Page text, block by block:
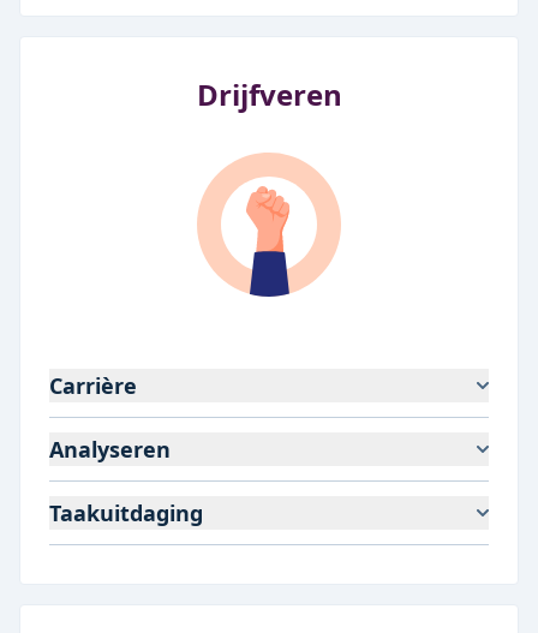
Drijfveren
Carrière
Analyseren
Taakuitdaging